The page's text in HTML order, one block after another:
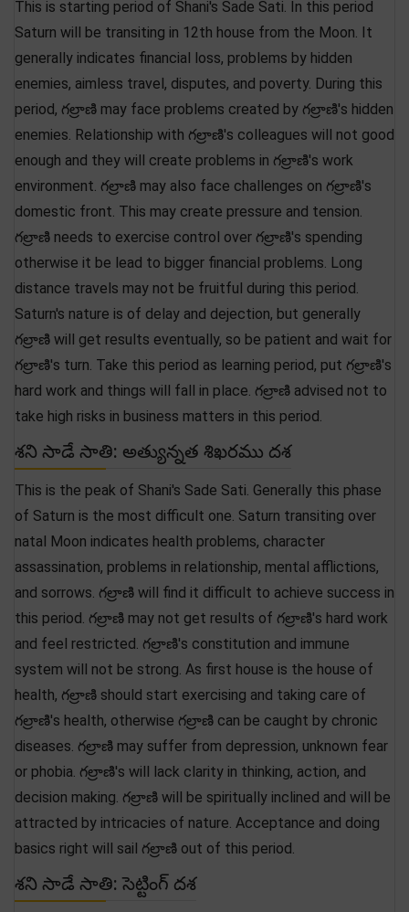
This is starting period of Shani's Sade Sati. In this period
Saturn will be transiting in 12th house from the Moon. It
generally indicates financial loss, problems by hidden
enemies, aimless travel, disputes, and poverty. During this
period, గల్రాణి may face problems created by గల్రాణి's hidden
enemies. Relationship with గల్రాణి's colleagues will not good
enough and they will create problems in గల్రాణి's work
environment. గల్రాణి may also face challenges on గల్రాణి's
domestic front. This may create pressure and tension.
గల్రాణి needs to exercise control over గల్రాణి's spending
otherwise it be lead to bigger financial problems. Long
distance travels may not be fruitful during this period.
Saturn's nature is of delay and dejection, but generally
గల్రాణి will get results eventually, so be patient and wait for
గల్రాణి's turn. Take this period as learning period, put గల్రాణి's
hard work and things will fall in place. గల్రాణి advised not to
take high risks in business matters in this period.
శని సాడే సాతి: అత్యున్నత శిఖరము దశ
This is the peak of Shani's Sade Sati. Generally this phase
of Saturn is the most difficult one. Saturn transiting over
natal Moon indicates health problems, character
assassination, problems in relationship, mental afflictions,
and sorrows. గల్రాణి will find it difficult to achieve success in
this period. గల్రాణి may not get results of గల్రాణి's hard work
and feel restricted. గల్రాణి's constitution and immune
system will not be strong. As first house is the house of
health, గల్రాణి should start exercising and taking care of
గల్రాణి's health, otherwise గల్రాణి can be caught by chronic
diseases. గల్రాణి may suffer from depression, unknown fear
or phobia. గల్రాణి's will lack clarity in thinking, action, and
decision making. గల్రాణి will be spiritually inclined and will be
attracted by intricacies of nature. Acceptance and doing
basics right will sail గల్రాణి out of this period.
శని సాడే సాతి: సెట్టింగ్ దశ